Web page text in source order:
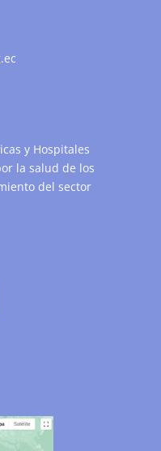
y Hospitales
la salud de los
del sector